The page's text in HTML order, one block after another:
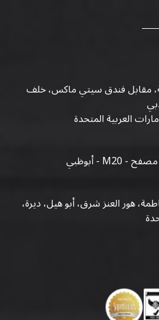
الراحة، مقابل فندق سيتي ماكس، خلف
فاطمة، هور العنز شرق، أبو هيل، ديرة،